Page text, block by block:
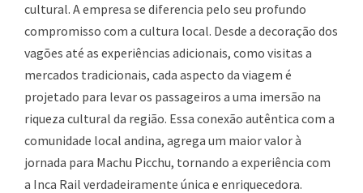
cultural. A empresa se diferencia pelo seu profundo
compromisso com a cultura local. Desde a decoração dos
vagões até as experiências adicionais, como visitas a
mercados tradicionais, cada aspecto da viagem é
projetado para levar os passageiros a uma imersão na
riqueza cultural da região. Essa conexão autêntica com a
comunidade local andina, agrega um maior valor à
jornada para Machu Picchu, tornando a experiência com
a Inca Rail verdadeiramente única e enriquecedora.